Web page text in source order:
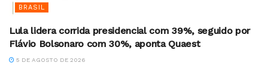
BRASIL
Lula lidera corrida presidencial com 39%, seguido por
Flávio Bolsonaro com 30%, aponta Quaest
5 DE AGOSTO DE 2026